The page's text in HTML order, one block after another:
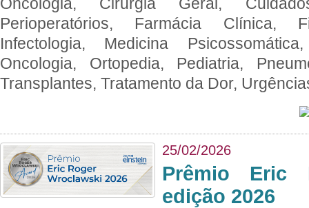
Perioperatórios, Farmácia Clínica,
Infectologia, Medicina
Oncologia, Ortopedia, Pediatria,
Transplantes, Tratamento da Dor,
25/02/2026
Prêmio Eric
edição 2026